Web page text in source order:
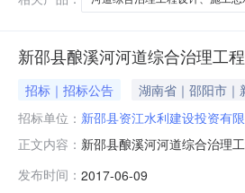
新邵县酿溪河河道综合治理工
招标｜招标公告
湖南省｜邵阳市｜
招标单位： 新邵县资江水利建设投资有
正文内容： 新邵县酿溪河河道综合治理
项目的实施进行公开招标。
发布时间： 2017-06-09